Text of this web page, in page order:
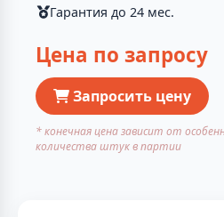
Гарантия до 24 мес.
Цена по запросу
Запросить цену
* конечная цена зависит от
количества штук в партии